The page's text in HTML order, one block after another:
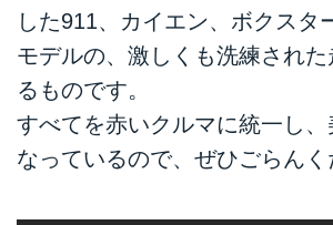
した911、カイエン、ボクスタ
モデルの、激しくも洗練され
るものです。
すべてを赤いクルマに統一し、
なっているので、ぜひごらんく